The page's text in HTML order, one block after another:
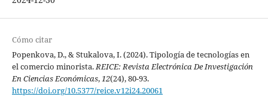
Cómo citar
Popenkova, D., & Stukalova, I. (2024). Tipología de tecnologías en
el comercio minorista.REICE: Revista Electrónica De Investigación
En Ciencias Económicas,12(24), 80-93.
https://doi.org/10.5377/reice.v12i24.20061